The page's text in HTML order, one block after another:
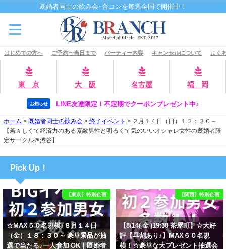
既婚者同士の飲み会･合コンを毎週全国で開催中！
はじめての方へ ご予約〜当日まで パーティー内容 キャンセルについて よく
東 京 大 阪 名古屋 福 岡
お知らせ LINE友達限定！不定期でクーポンプレゼント中♪
ホーム > 既婚者同士の飲み会> 終了イベント > ２月１４日（日）１２：３０～
【若々しくて経済力のある素敵男性と明るくて気のいいオシャレ女性の既婚者限
定サークル＠渋谷】
Pick Up！
【東京】特別企画
☆MAX５０名規模♪８月１４日
（金）１８：３０～ 豪華景品が抽
選で当たる♪一人参加 OK｜既婚者
【関西】特別企画
【8/14( 金 )19:30 茶屋町】☆大好
評【早割あり♪】MAX６０名規
模！☆豪華な大プレゼント抽選会